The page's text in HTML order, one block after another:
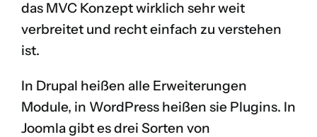
das MVC Konzept wirklich sehr weit
verbreitet und recht einfach zu verstehen
ist.
In Drupal heißen alle Erweiterungen
Module, in WordPress heißen sie Plugins. In
Joomla gibt es drei Sorten von